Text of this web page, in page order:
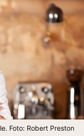
Foto: Robert Preston